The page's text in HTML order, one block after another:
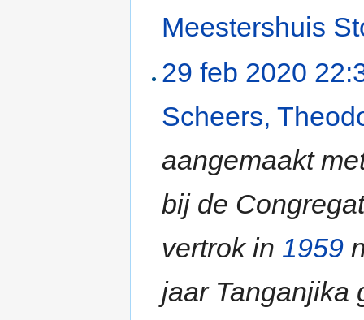
Meestershuis
29 feb 2020
Scheers,
aangemaakt
bij de
vertrok in 1959
jaar Tanganjika